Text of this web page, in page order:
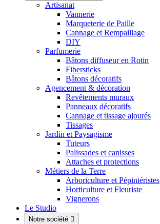
Artisanat
Vannerie
Marqueterie de Paille
Cannage et Rempaillage
DIY
Parfumerie
Bâtons diffuseur en Rotin
Fibersticks
Bâtons décoratifs
Agencement & décoration
Revêtements muraux
Panneaux décoratifs
Cannage et tissage ajourés
Tissages
Jardin et Paysagisme
Tuteurs
Palissades et canisses
Attaches et protections
Métiers de la Terre
Arboriculture et Pépiniéristes
Horticulture et Fleuriste
Vignerons
Le Studio
Notre société 